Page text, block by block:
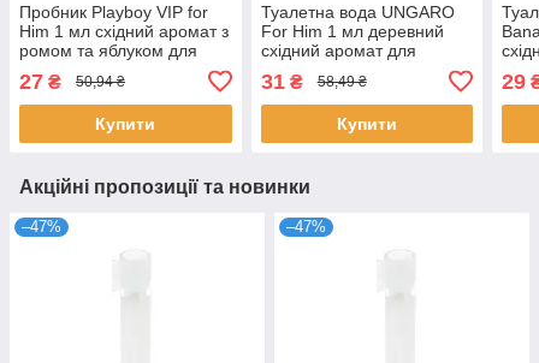
Пробник Playboy VIP for
Him 1 мл східний аромат з
ромом та яблуком для
Плейбой
27 ₴ 50,94 ₴
Купити
Туалетна вода UNGARO
For Him 1 мл деревний
східний аромат для
чоловіків пробник розпив
Унгаро
31₴ 58,49 ₴
Купити
29
Акційні пропозиції та новинки
–47% –47%